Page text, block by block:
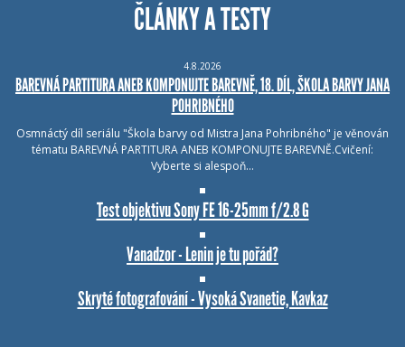
ČLÁNKY A TESTY
4.8.2026
BAREVNÁ PARTITURA ANEB KOMPONUJTE BAREVNĚ, 18. DÍL, ŠKOLA BARVY JANA
POHRIBNÉHO
Osmnáctý díl seriálu "Škola barvy od Mistra Jana Pohribného" je věnován
tématu BAREVNÁ PARTITURA ANEB KOMPONUJTE BAREVNĚ.Cvičení:
Vyberte si alespoň…
Test objektivu Sony FE 16-25mm f/2.8 G
Vanadzor - Lenin je tu pořád?
Skryté fotografování - Vysoká Svanetie, Kavkaz